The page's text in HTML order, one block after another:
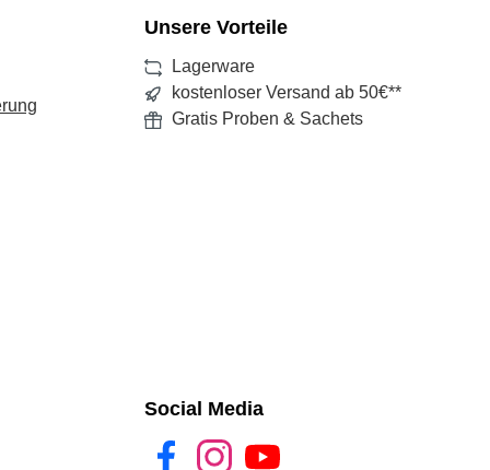
Unsere Vorteile
Lagerware
kostenloser Versand ab 50€**
Gratis Proben & Sachets
Social Media